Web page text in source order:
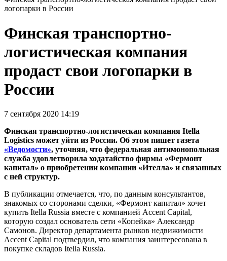
логопарки в России
Финская транспортно-
логистическая компания
продаст свои логопарки в
России
7 сентября 2020 14:19
Финская транспортно-логистическая компания Itella
Logistics может уйти из России. Об этом пишет газета
«Ведомости», уточняя, что федеральная антимонопольная
служба удовлетворила ходатайство фирмы «Фермонт
капитал» о приобретении компании «Ителла» и связанных
с ней структур.
В публикации отмечается, что, по данным консультантов,
знакомых со сторонами сделки, «Фермонт капитал» хочет
купить Itella Russia вместе с компанией Accent Capital,
которую создал основатель сети «Копейка» Александр
Самонов. Директор департамента рынков недвижимости
Accent Capital подтвердил, что компания заинтересована в
покупке складов Itella Russia.